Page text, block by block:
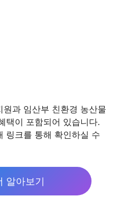
과 임산부 친환경 농산물
택이 포함되어 있습니다.
링크를 통해 확인하실 수
알아보기